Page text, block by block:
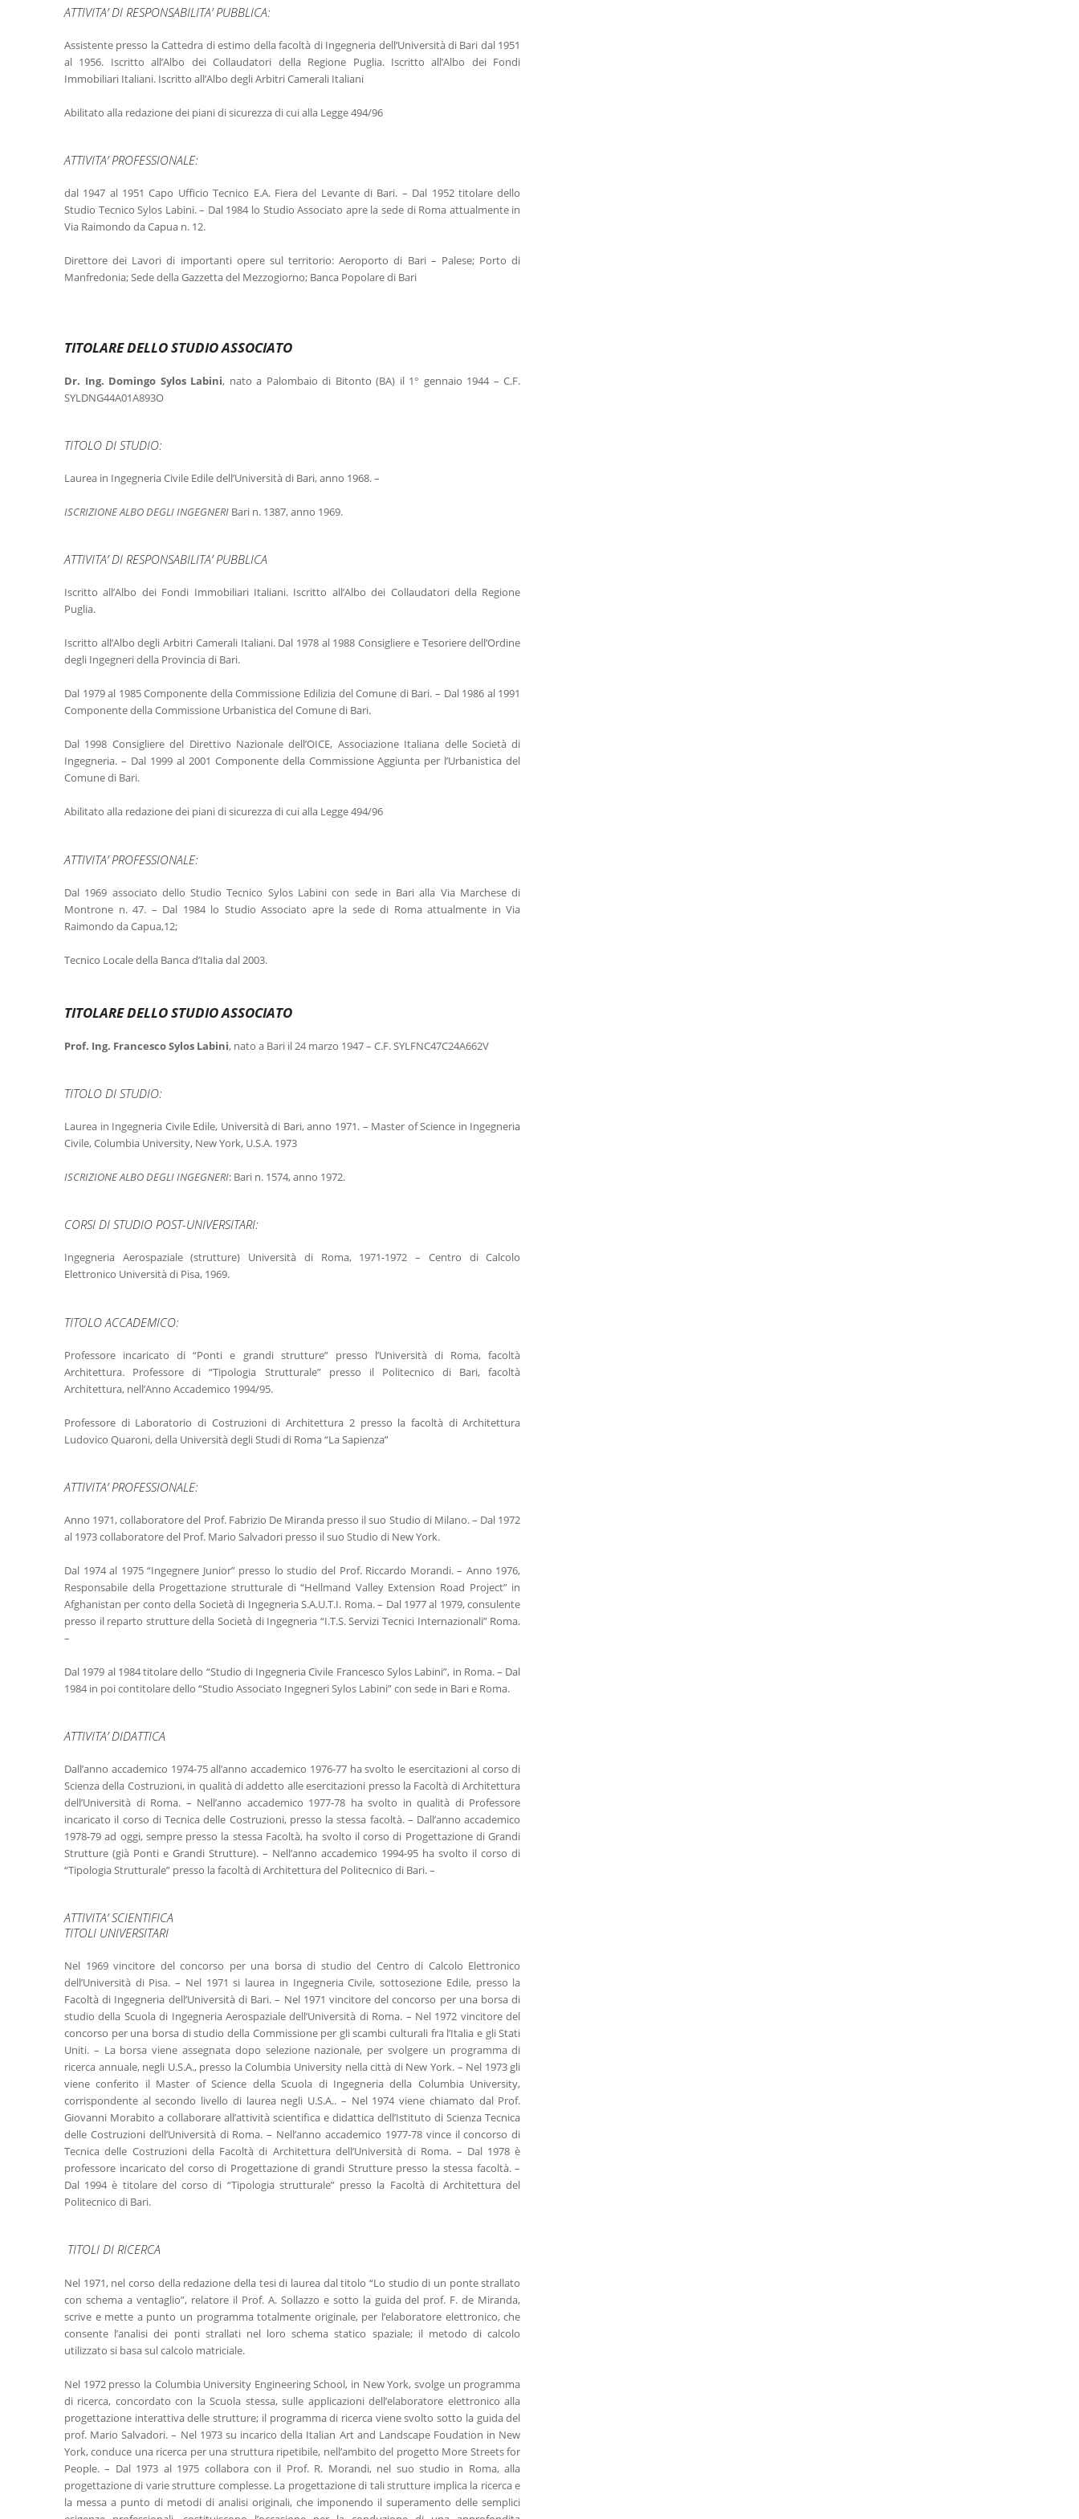
ATTIVITA’ DI RESPONSABILITA’ PUBBLICA:
Assistente presso la Cattedra di estimo della facoltà di Ingegneria dell’Università di Bari dal 1951
al 1956. Iscritto all’Albo dei Collaudatori della Regione Puglia. Iscritto all’Albo dei Fondi
Immobiliari Italiani. Iscritto all’Albo degli Arbitri Camerali Italiani
Abilitato alla redazione dei piani di sicurezza di cui alla Legge 494/96
ATTIVITA’ PROFESSIONALE:
dal 1947 al 1951 Capo Ufficio Tecnico E.A. Fiera del Levante di Bari. – Dal 1952 titolare dello
Studio Tecnico Sylos Labini. – Dal 1984 lo Studio Associato apre la sede di Roma attualmente in
Via Raimondo da Capua n. 12.
Direttore dei Lavori di importanti opere sul territorio: Aeroporto di Bari – Palese; Porto di
Manfredonia; Sede della Gazzetta del Mezzogiorno; Banca Popolare di Bari
TITOLARE DELLO STUDIO ASSOCIATO
Dr. Ing. Domingo Sylos Labini, nato a Palombaio di Bitonto (BA) il 1° gennaio 1944 – C.F.
SYLDNG44A01A893O
TITOLO DI STUDIO:
Laurea in Ingegneria Civile Edile dell’Università di Bari, anno 1968. –
ISCRIZIONE ALBO DEGLI INGEGNERI Bari n. 1387, anno 1969.
ATTIVITA’ DI RESPONSABILITA’ PUBBLICA
Iscritto all’Albo dei Fondi Immobiliari Italiani. Iscritto all’Albo dei Collaudatori della Regione
Puglia.
Iscritto all’Albo degli Arbitri Camerali Italiani. Dal 1978 al 1988 Consigliere e Tesoriere dell’Ordine
degli Ingegneri della Provincia di Bari.
Dal 1979 al 1985 Componente della Commissione Edilizia del Comune di Bari. – Dal 1986 al 1991
Componente della Commissione Urbanistica del Comune di Bari.
Dal 1998 Consigliere del Direttivo Nazionale dell’OICE, Associazione Italiana delle Società di
Ingegneria. – Dal 1999 al 2001 Componente della Commissione Aggiunta per l’Urbanistica del
Comune di Bari.
Abilitato alla redazione dei piani di sicurezza di cui alla Legge 494/96
ATTIVITA’ PROFESSIONALE:
Dal 1969 associato dello Studio Tecnico Sylos Labini con sede in Bari alla Via Marchese di
Montrone n. 47. – Dal 1984 lo Studio Associato apre la sede di Roma attualmente in Via
Raimondo da Capua,12;
Tecnico Locale della Banca d’Italia dal 2003.
TITOLARE DELLO STUDIO ASSOCIATO
Prof. Ing. Francesco Sylos Labini, nato a Bari il 24 marzo 1947 – C.F. SYLFNC47C24A662V
TITOLO DI STUDIO:
Laurea in Ingegneria Civile Edile, Università di Bari, anno 1971. – Master of Science in Ingegneria
Civile, Columbia University, New York, U.S.A. 1973
ISCRIZIONE ALBO DEGLI INGEGNERI: Bari n. 1574, anno 1972.
CORSI DI STUDIO POST-UNIVERSITARI:
Ingegneria Aerospaziale (strutture) Università di Roma, 1971-1972 – Centro di Calcolo
Elettronico Università di Pisa, 1969.
TITOLO ACCADEMICO:
Professore incaricato di “Ponti e grandi strutture” presso l’Università di Roma, facoltà
Architettura. Professore di “Tipologia Strutturale” presso il Politecnico di Bari, facoltà
Architettura, nell’Anno Accademico 1994/95.
Professore di Laboratorio di Costruzioni di Architettura 2 presso la facoltà di Architettura
Ludovico Quaroni, della Università degli Studi di Roma “La Sapienza”
ATTIVITA’ PROFESSIONALE:
Anno 1971, collaboratore del Prof. Fabrizio De Miranda presso il suo Studio di Milano. – Dal 1972
al 1973 collaboratore del Prof. Mario Salvadori presso il suo Studio di New York.
Dal 1974 al 1975 “Ingegnere Junior” presso lo studio del Prof. Riccardo Morandi. – Anno 1976,
Responsabile della Progettazione strutturale di “Hellmand Valley Extension Road Project” in
Afghanistan per conto della Società di Ingegneria S.A.U.T.I. Roma. – Dal 1977 al 1979, consulente
presso il reparto strutture della Società di Ingegneria “I.T.S. Servizi Tecnici Internazionali” Roma.
–
Dal 1979 al 1984 titolare dello “Studio di Ingegneria Civile Francesco Sylos Labini”, in Roma. – Dal
1984 in poi contitolare dello “Studio Associato Ingegneri Sylos Labini” con sede in Bari e Roma.
ATTIVITA’ DIDATTICA
Dall’anno accademico 1974-75 all’anno accademico 1976-77 ha svolto le esercitazioni al corso di
Scienza della Costruzioni, in qualità di addetto alle esercitazioni presso la Facoltà di Architettura
dell’Università di Roma. – Nell’anno accademico 1977-78 ha svolto in qualità di Professore
incaricato il corso di Tecnica delle Costruzioni, presso la stessa facoltà. – Dall’anno accademico
1978-79 ad oggi, sempre presso la stessa Facoltà, ha svolto il corso di Progettazione di Grandi
Strutture (già Ponti e Grandi Strutture). – Nell’anno accademico 1994-95 ha svolto il corso di
“Tipologia Strutturale” presso la facoltà di Architettura del Politecnico di Bari. –
ATTIVITA’ SCIENTIFICA
TITOLI UNIVERSITARI
Nel 1969 vincitore del concorso per una borsa di studio del Centro di Calcolo Elettronico
dell’Università di Pisa. – Nel 1971 si laurea in Ingegneria Civile, sottosezione Edile, presso la
Facoltà di Ingegneria dell’Università di Bari. – Nel 1971 vincitore del concorso per una borsa di
studio della Scuola di Ingegneria Aerospaziale dell’Università di Roma. – Nel 1972 vincitore del
concorso per una borsa di studio della Commissione per gli scambi culturali fra l’Italia e gli Stati
Uniti. – La borsa viene assegnata dopo selezione nazionale, per svolgere un programma di
ricerca annuale, negli U.S.A., presso la Columbia University nella città di New York. – Nel 1973 gli
viene conferito il Master of Science della Scuola di Ingegneria della Columbia University,
corrispondente al secondo livello di laurea negli U.S.A.. – Nel 1974 viene chiamato dal Prof.
Giovanni Morabito a collaborare all’attività scientifica e didattica dell’Istituto di Scienza Tecnica
delle Costruzioni dell’Università di Roma. – Nell’anno accademico 1977-78 vince il concorso di
Tecnica delle Costruzioni della Facoltà di Architettura dell’Università di Roma. – Dal 1978 è
professore incaricato del corso di Progettazione di grandi Strutture presso la stessa facoltà. –
Dal 1994 è titolare del corso di “Tipologia strutturale” presso la Facoltà di Architettura del
Politecnico di Bari.
TITOLI DI RICERCA
Nel 1971, nel corso della redazione della tesi di laurea dal titolo “Lo studio di un ponte strallato
con schema a ventaglio”, relatore il Prof. A. Sollazzo e sotto la guida del prof. F. de Miranda,
scrive e mette a punto un programma totalmente originale, per l’elaboratore elettronico, che
consente l’analisi dei ponti strallati nel loro schema statico spaziale; il metodo di calcolo
utilizzato si basa sul calcolo matriciale.
Nel 1972 presso la Columbia University Engineering School, in New York, svolge un programma
di ricerca, concordato con la Scuola stessa, sulle applicazioni dell’elaboratore elettronico alla
progettazione interattiva delle strutture; il programma di ricerca viene svolto sotto la guida del
prof. Mario Salvadori. – Nel 1973 su incarico della Italian Art and Landscape Foudation in New
York, conduce una ricerca per una struttura ripetibile, nell’ambito del progetto More Streets for
People. – Dal 1973 al 1975 collabora con il Prof. R. Morandi, nel suo studio in Roma, alla
progettazione di varie strutture complesse. La progettazione di tali strutture implica la ricerca e
la messa a punto di metodi di analisi originali, che imponendo il superamento delle semplici